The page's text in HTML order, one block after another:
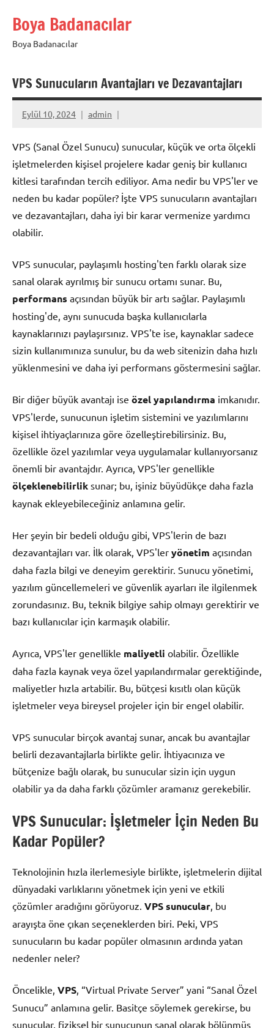
Boya Badanacılar
Boya Badanacılar
VPS Sunucuların Avantajları ve Dezavantajları
Eylül 10, 2024 admin
VPS (Sanal Özel Sunucu) sunucular, küçük ve orta ölçekli
işletmelerden kişisel projelere kadar geniş bir kullanıcı
kitlesi tarafından tercih ediliyor. Ama nedir bu VPS'ler ve
neden bu kadar popüler? İşte VPS sunucuların avantajları
ve dezavantajları, daha iyi bir karar vermenize yardımcı
olabilir.
VPS sunucular, paylaşımlı hosting'ten farklı olarak size
sanal olarak ayrılmış bir sunucu ortamı sunar. Bu,
performans açısından büyük bir artı sağlar. Paylaşımlı
hosting'de, aynı sunucuda başka kullanıcılarla
kaynaklarınızı paylaşırsınız. VPS'te ise, kaynaklar sadece
sizin kullanımınıza sunulur, bu da web sitenizin daha hızlı
yüklenmesini ve daha iyi performans göstermesini sağlar.
Bir diğer büyük avantajı ise özel yapılandırma imkanıdır.
VPS'lerde, sunucunun işletim sistemini ve yazılımlarını
kişisel ihtiyaçlarınıza göre özelleştirebilirsiniz. Bu,
özellikle özel yazılımlar veya uygulamalar kullanıyorsanız
önemli bir avantajdır. Ayrıca, VPS'ler genellikle
ölçeklenebilirlik sunar; bu, işiniz büyüdükçe daha fazla
kaynak ekleyebileceğiniz anlamına gelir.
Her şeyin bir bedeli olduğu gibi, VPS'lerin de bazı
dezavantajları var. İlk olarak, VPS'ler yönetim açısından
daha fazla bilgi ve deneyim gerektirir. Sunucu yönetimi,
yazılım güncellemeleri ve güvenlik ayarları ile ilgilenmek
zorundasınız. Bu, teknik bilgiye sahip olmayı gerektirir ve
bazı kullanıcılar için karmaşık olabilir.
Ayrıca, VPS'ler genellikle maliyetli olabilir. Özellikle
daha fazla kaynak veya özel yapılandırmalar gerektiğinde,
maliyetler hızla artabilir. Bu, bütçesi kısıtlı olan küçük
işletmeler veya bireysel projeler için bir engel olabilir.
VPS sunucular birçok avantaj sunar, ancak bu avantajlar
belirli dezavantajlarla birlikte gelir. İhtiyacınıza ve
bütçenize bağlı olarak, bu sunucular sizin için uygun
olabilir ya da daha farklı çözümler aramanız gerekebilir.
VPS Sunucular: İşletmeler İçin Neden Bu
Kadar Popüler?
Teknolojinin hızla ilerlemesiyle birlikte, işletmelerin dijital
dünyadaki varlıklarını yönetmek için yeni ve etkili
çözümler aradığını görüyoruz. VPS sunucular, bu
arayışta öne çıkan seçeneklerden biri. Peki, VPS
sunucuların bu kadar popüler olmasının ardında yatan
nedenler neler?
Öncelikle, VPS, “Virtual Private Server” yani “Sanal Özel
Sunucu” anlamına gelir. Basitçe söylemek gerekirse, bu
sunucular, fiziksel bir sunucunun sanal olarak bölünmüş